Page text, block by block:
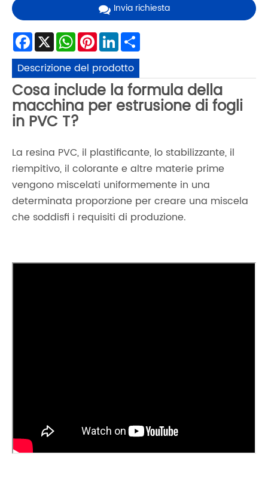
Invia richiesta
Facebook
X WhatsApp
Pinterest
LinkedIn
Descrizione del prodotto
Cosa include la formula della
macchina per estrusione di fogli
in PVC T?
La resina PVC, il plastificante, lo stabilizzante, il
riempitivo, il colorante e altre materie prime
vengono miscelati uniformemente in una
determinata proporzione per creare una miscela
che soddisfi i requisiti di produzione.